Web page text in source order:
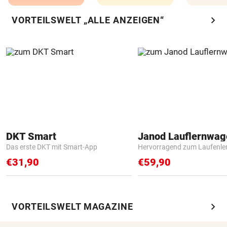
VORTEILSWELT „ALLE ANZEIGEN“ chevron_right
DKT Smart
Das erste DKT mit Smart-App
€31,90
Janod
Hervorragend zum
€59,90
VORTEILSWELT MAGAZINE chevron_right